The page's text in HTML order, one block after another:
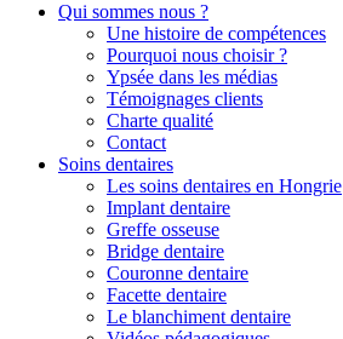
Qui sommes nous ?
Une histoire de compétences
Pourquoi nous choisir ?
Ypsée dans les médias
Témoignages clients
Charte qualité
Contact
Soins dentaires
Les soins dentaires en Hongrie
Implant dentaire
Greffe osseuse
Bridge dentaire
Couronne dentaire
Facette dentaire
Le blanchiment dentaire